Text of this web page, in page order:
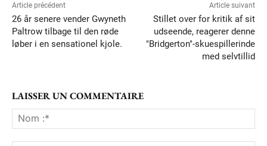
Article précédent
26 år senere vender Gwyneth
Paltrow tilbage til den røde
løber i en sensationel kjole.
Article suivant
Stillet over for kritik af sit
udseende, reagerer denne
"Bridgerton"-skuespillerinde
med selvtillid
LAISSER UN COMMENTAIRE
:*